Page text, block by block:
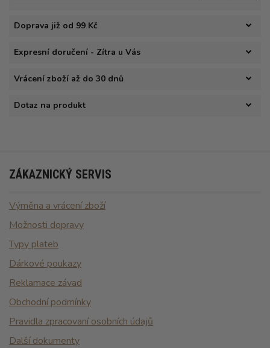
Doprava již od 99 Kč
Expresní doručení - Zítra u Vás
Vrácení zboží až do 30 dnů
Dotaz na produkt
ZÁKAZNICKÝ SERVIS
Výměna a vrácení zboží
Možnosti dopravy
Typy plateb
Dárkové poukazy
Reklamace závad
Obchodní podmínky
Pravidla zpracovaní osobních údajů
Další dokumenty